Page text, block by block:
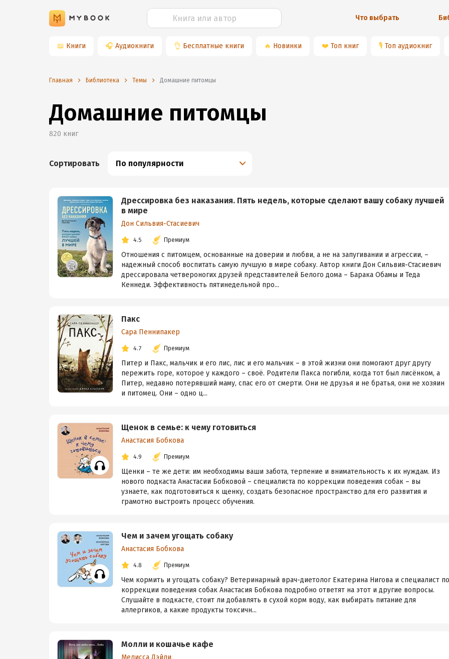
Что выбрать
📖 Книги 🎧 Аудиокниги 👌 Бесплатные книги 🔥 Новинки ❤️ Топ книг 🎙 Топ аудиокниг
Главная Библиотека Темы домашние питомцы
Домашние питомцы
820 книг
Сортировать По популярности
Дрессировка без наказания. Пять недель, которые сделают вашу собаку лучшей
в мире
Дон Сильвия-Стасиевич
4.5 Премиум
Отношения с питомцем, основанные на доверии и любви, а не на запугивании и агрессии, –
надежный способ воспитать самую лучшую в мире собаку. Автор книги Дон Сильвия-Стасиевич
дрессировала четвероногих друзей представителей Белого дома – Барака Обамы и Теда
Кеннеди. Эффективность пятинедельной про...
Пакс
Сара Пеннипакер
4.7 Премиум
Питер и Пакс, мальчик и его лис, лис и его мальчик – в этой жизни они помогают друг другу
пережить горе, которое у каждого – своё. Родители Пакса погибли, когда тот был лисёнком, а
Питер, недавно потерявший маму, спас его от смерти. Они не друзья и не братья, они не хозяин
и питомец. Они – одно ц...
Щенок в семье: к чему готовиться
Анастасия Бобкова
4.9 Премиум
Щенки – те же дети: им необходимы ваши забота, терпение и внимательность к их нуждам. Из
нового подкаста Анастасии Бобковой – специалиста по коррекции поведения собак – вы
узнаете, как подготовиться к щенку, создать безопасное пространство для его развития и
грамотно выстроить процесс обучения.
Чем и зачем угощать собаку
Анастасия Бобкова
4.8 Премиум
Чем кормить и угощать собаку? Ветеринарный врач-диетолог Екатерина Нигова и специалист по
коррекции поведения собак Анастасия Бобкова подробно ответят на этот и другие вопросы.
Слушайте в подкасте, стоит ли добавлять в сухой корм воду, как выбирать питание для
аллергиков, а какие продукты токсичн...
Молли и кошачье кафе
Мелисса Дэйли